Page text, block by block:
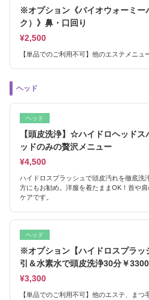
※オプション《バイオウォーミー
ク）》鼻・口回り
¥2,500
【単品でのご利用不可】他のエステメニュ
ヘッド
ヘッド
【頭皮洗浄】☆ハイドロヘッド
ッドのみの贅沢メニュー
¥4,500
ハイドロスプラッシュで頭皮汚れを徹底洗
方にもお勧め。洋服を着たままOK！首や
ケアです。
ヘッド
※オプション【ハイドロスプラッ
引＆水素水で頭皮洗浄30分￥3300
¥3,300
【単品でのご利用不可】他のエステ、まつ